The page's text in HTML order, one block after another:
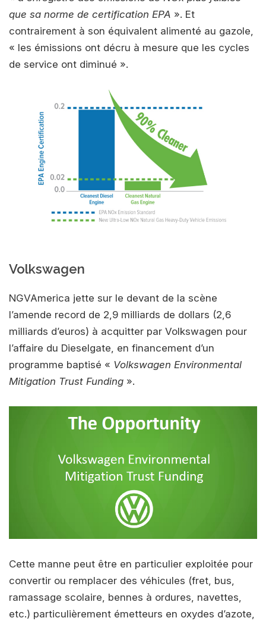
que sa norme de certification EPA ». Et
contrairement à son équivalent alimenté au gazole,
« les émissions ont décru à mesure que les cycles
de service ont diminué ».
Volkswagen
NGVAmerica jette sur le devant de la scène
l’amende record de 2,9 milliards de dollars (2,6
milliards d’euros) à acquitter par Volkswagen pour
l’affaire du Dieselgate, en financement d’un
programme baptisé « Volkswagen Environmental
Mitigation Trust Funding ».
Cette manne peut être en particulier exploitée pour
convertir ou remplacer des véhicules (fret, bus,
ramassage scolaire, bennes à ordures, navettes,
etc.) particulièrement émetteurs en oxydes d’azote,